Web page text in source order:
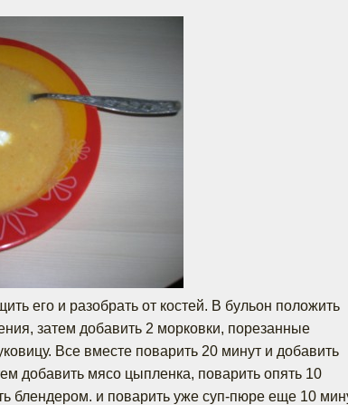
его и разобрать от костей. В бульон положить
затем добавить 2 морковки, порезанные
Все вместе поварить 20 минут и добавить
добавить мясо цыпленка, поварить опять 10
блендером. и поварить уже суп-пюре еще 10